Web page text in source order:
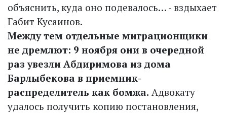
объяснить, куда оно подевалось… - вздыхает
Габит Кусаинов.
Между тем отдельные миграционщики
не дремлют: 9 ноября они в очередной
раз увезли Абдиримова из дома
Барлыбекова в приемник-
распределитель как бомжа. Адвокату
удалось получить копию постановления,